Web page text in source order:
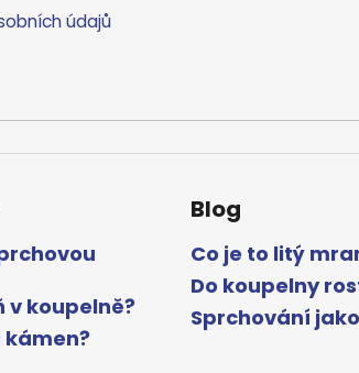
údajů
v koupelně?
Blog
Co je to litý
Do koupelny
Sprchování